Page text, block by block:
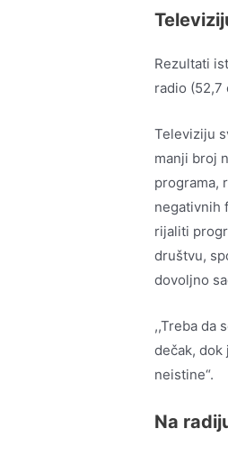
Rezultati
radio (52,7
Televiziju
manji broj
programa,
negativnih
rijaliti
društvu,
dovoljno
,,Treba da
dečak, dok
neistine“.
Na